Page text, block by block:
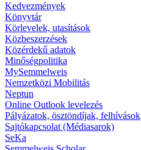
Kedvezmények
Könyvtár
Körlevelek, utasítások
Közbeszerzések
Közérdekű adatok
Minőségpolitika
MySemmelweis
Nemzetközi Mobilitás
Neptun
Online Outlook levelezés
Pályázatok, ösztöndíjak, felhívások
Sajtókapcsolat (Médiasarok)
SeKa